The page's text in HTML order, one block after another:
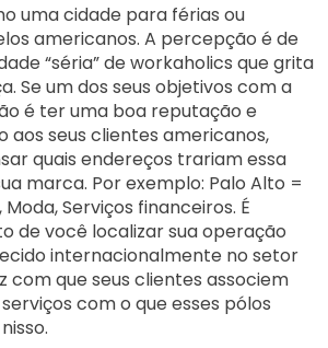
uma cidade para férias ou
americanos. A percepção é de
“séria” de workaholics que grita
Se um dos seus objetivos com a
é ter uma boa reputação e
aos seus clientes americanos,
quais endereços trariam essa
marca. Por exemplo: Palo Alto =
Moda, Serviços financeiros. É
de você localizar sua operação
internacionalmente no setor
com que seus clientes associem
com o que esses pólos